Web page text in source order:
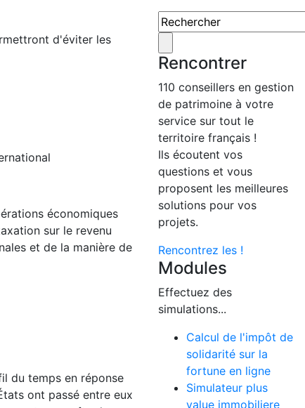
d'éviter les
économiques
sur le revenu
et de la manière de
du temps en réponse
ont passé entre eux
Rencontrer
110 conseillers en gestion
de patrimoine à votre
service sur tout le
territoire français !
Ils écoutent vos
questions et vous
proposent les meilleures
solutions pour vos
projets.
Rencontrez les !
Modules
Effectuez des
simulations...
Calcul de l'impôt de
solidarité sur la
fortune en ligne
Simulateur plus
value immobiliere